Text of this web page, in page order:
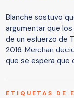
Blanche sostuvo
argumentar que
de un esfuerzo de
2016. Merchan
que se espera que
ETIQUETAS DE